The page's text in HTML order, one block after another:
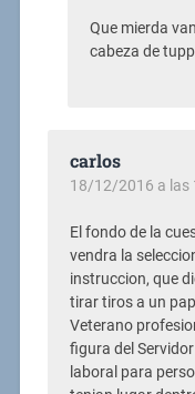
Que mierda
cabeza de
carlos
18/12/2016 a las
El fondo de la
vendra la
instruccion, que
tirar tiros a un
Veterano
figura del
laboral para